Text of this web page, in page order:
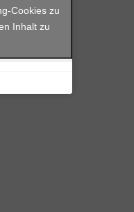
Cookies zu
Inhalt zu